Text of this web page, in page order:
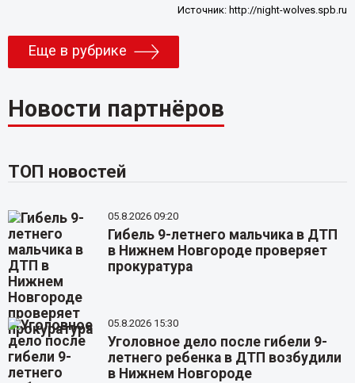
Источник: http://night-wolves.spb.ru
Еще в рубрике
Новости партнёров
ТОП новостей
05.8.2026 09:20
Гибель 9-летнего мальчика в ДТП
в Нижнем Новгороде проверяет
прокуратура
05.8.2026 15:30
Уголовное дело после гибели 9-
летнего ребенка в ДТП возбудили
в Нижнем Новгороде